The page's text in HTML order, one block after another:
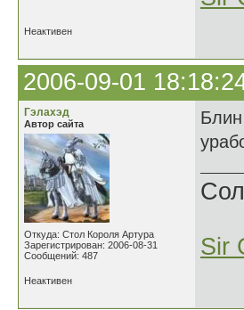
Неактивен
2006-09-01
Гэлахэд
Автор сайта
Откуда: Стол Короля Артура
Зарегистрирован: 2006-08-31
Сообщений: 487
Sir
Неактивен